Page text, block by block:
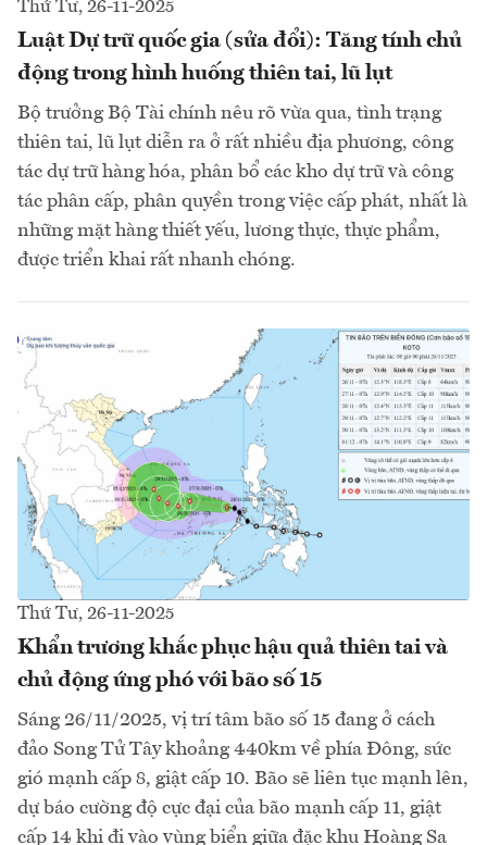
Thứ Tư, 26-11-2025
Luật Dự trữ quốc gia (sửa đổi): Tăng tính chủ
động trong hình huống thiên tai, lũ lụt
Bộ trưởng Bộ Tài chính nêu rõ vừa qua, tình trạng
thiên tai, lũ lụt diễn ra ở rất nhiều địa phương, công
tác dự trữ hàng hóa, phân bổ các kho dự trữ và công
tác phân cấp, phân quyền trong việc cấp phát, nhất là
những mặt hàng thiết yếu, lương thực, thực phẩm,
được triển khai rất nhanh chóng.
Thứ Tư, 26-11-2025
Khẩn trương khắc phục hậu quả thiên tai và
chủ động ứng phó với bão số 15
Sáng 26/11/2025, vị trí tâm bão số 15 đang ở cách
đảo Song Tử Tây khoảng 440km về phía Đông, sức
gió mạnh cấp 8, giật cấp 10. Bão sẽ liên tục mạnh lên,
dự báo cường độ cực đại của bão mạnh cấp 11, giật
cấp 14 khi đi vào vùng biển giữa đặc khu Hoàng Sa